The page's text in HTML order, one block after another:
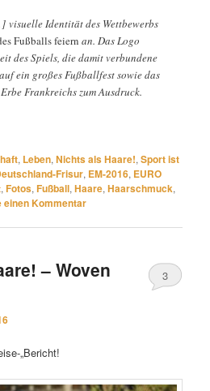
Identität des Wettbewerbs
Fußballs feiern an. Das Logo
des Spiels, die damit verbundene
ein großes Fußballfest sowie das
Frankreichs zum Ausdruck.
, Leben,Nichts als Haare!,Sport ist
Frisur, EM-2016, EURO
,Fotos,Fußball,Haare,Haarschmuck,
einen Kommentar
– Woven
3
„Bericht!